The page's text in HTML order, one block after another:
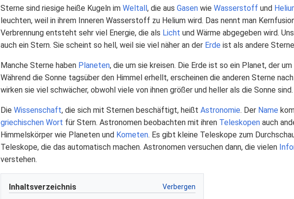
Sterne sind riesige heiße Kugeln im Weltall, die aus Gasen wie Wasserstoff und
leuchten, weil in ihrem Inneren Wasserstoff zu Helium wird. Das nennt man
Verbrennung entsteht sehr viel Energie, die als Licht und Wärme abgegeben wird.
auch ein Stern. Sie scheint so hell, weil sie viel näher an der Erde ist als andere
Manche Sterne haben Planeten, die um sie kreisen. Die Erde ist so ein Planet, der
Während die Sonne tagsüber den Himmel erhellt, erscheinen die anderen Sterne
wirken sie viel schwächer, obwohl viele von ihnen größer und heller als die Sonne sind.
Die Wissenschaft, die sich mit Sternen beschäftigt, heißt Astronomie. Der Name
griechischen Wort für Stern. Astronomen beobachten mit ihren Teleskopen auch
Himmelskörper wie Planeten und Kometen. Es gibt kleine Teleskope zum
Teleskope, die das automatisch machen. Astronomen versuchen dann, die vielen
verstehen.
Inhaltsverzeichnis